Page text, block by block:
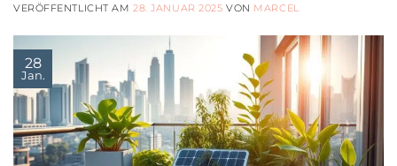
VERÖFFENTLICHT AM28. JANUAR 2025 VON MARCEL
28
Jan.